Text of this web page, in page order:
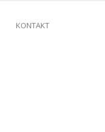
KONTAKT